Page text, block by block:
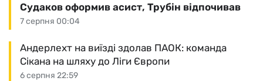
7 серпня 00:04
Судаков оформив асист, Трубін відпочивав
6 серпня 22:59
Андерлехт на виїзді здолав ПАОК: команда
Сікана на шляху до Ліги Європи